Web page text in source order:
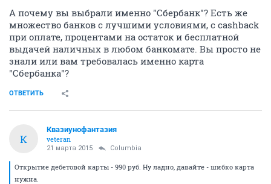
А почему вы выбрали именно "Сбербанк"? Есть же
множество банков с лучшими условиями, с cashback
при оплате, процентами на остаток и бесплатной
выдачей наличных в любом банкомате. Вы просто не
знали или вам требовалась именно карта
"Сбербанка"?
ОТВЕТИТЬ
К
Квазиунофантазия
veteran
21 марта 2015 Columbia
Открытие дебетовой карты - 990 руб. Ну ладно, давайте - шибко карта
нужна.